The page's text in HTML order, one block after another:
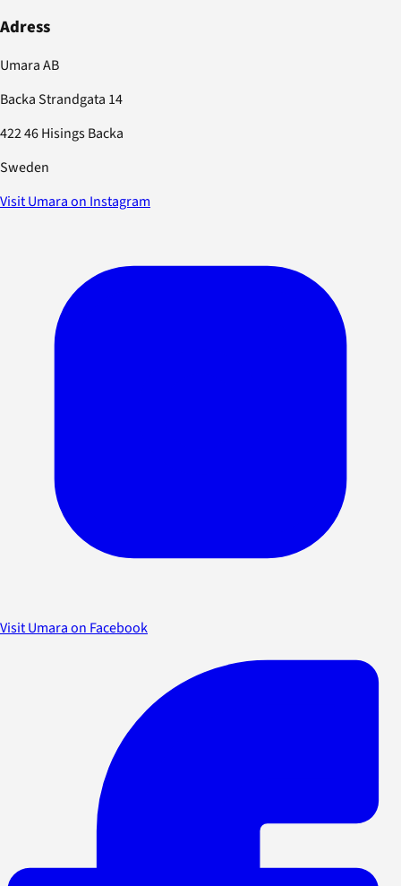
Adress
Umara AB
Backa Strandgata 14
422 46 Hisings Backa
Sweden
Visit Umara on Instagram
Visit Umara on Facebook